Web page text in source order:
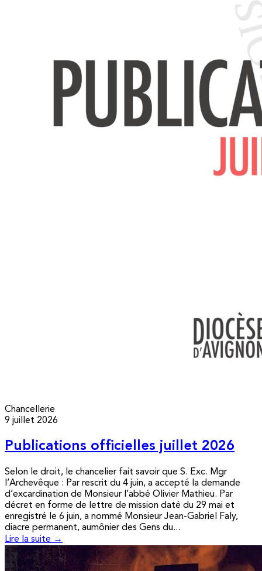
Chancellerie
9 juillet 2026
Publications officielles juillet 2026
Selon le droit, le chancelier fait savoir que S. Exc. Mgr
l’Archevêque : Par rescrit du 4 juin, a accepté la demande
d’excardination de Monsieur l’abbé Olivier Mathieu. Par
décret en forme de lettre de mission daté du 29 mai et
enregistré le 6 juin, a nommé Monsieur Jean-Gabriel Faly,
diacre permanent, aumônier des Gens du...
Lire la suite →